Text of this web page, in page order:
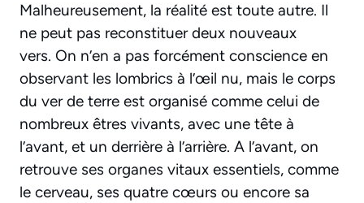
Malheureusement, la réalité est toute autre. Il
ne peut pas reconstituer deux nouveaux
vers. On n’en a pas forcément conscience en
observant les lombrics à l’œil nu, mais le corps
du ver de terre est organisé comme celui de
nombreux êtres vivants, avec une tête à
l’avant, et un derrière à l’arrière. A l’avant, on
retrouve ses organes vitaux essentiels, comme
le cerveau, ses quatre cœurs ou encore sa